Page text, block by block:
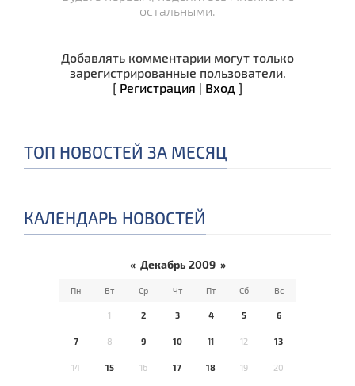
остальными.
Добавлять комментарии могут только
зарегистрированные пользователи.
[ Регистрация | Вход ]
ТОП НОВОСТЕЙ ЗА МЕСЯЦ
КАЛЕНДАРЬ НОВОСТЕЙ
« Декабрь 2009 »
Пн Вт Ср Чт Пт Сб Вс
1 2 3 4 5 6
7 8 9 10 11 12 13
14 15 16 17 18 19 20